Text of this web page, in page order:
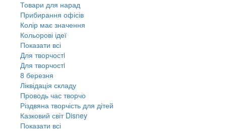
Товари для нарад
Прибирання офісів
Колір має значення
Кольорові ідеї
Показати всі
Для творчостi
Для творчостi
8 березня
Ліквідація складу
Проводь час творчо
Різдвяна творчість для дітей
Казковий світ Disney
Показати всі